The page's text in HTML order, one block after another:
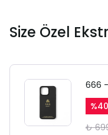
Size Özel
666 -
%40
₺